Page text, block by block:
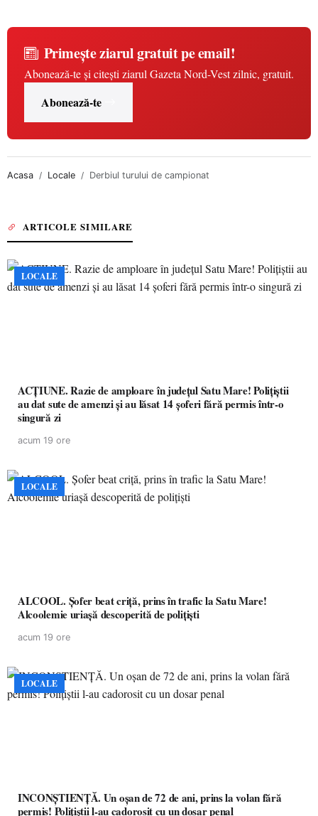
Primește ziarul gratuit pe email!
Abonează-te și citești ziarul Gazeta Nord-Vest zilnic, gratuit.
Abonează-te
Acasa Locale Derbiul turului de campionat
ARTICOLE SIMILARE
LOCALE
ACȚIUNE. Razie de amploare în județul Satu Mare! Polițiștii
au dat sute de amenzi și au lăsat 14 șoferi fără permis într-o
singură zi
acum 19 ore
LOCALE
ALCOOL. Șofer beat criță, prins în trafic la Satu Mare!
Alcoolemie uriașă descoperită de polițiști
acum 19 ore
LOCALE
INCONȘTIENȚĂ. Un oșan de 72 de ani, prins la volan fără
permis! Polițiștii l-au cadorosit cu un dosar penal